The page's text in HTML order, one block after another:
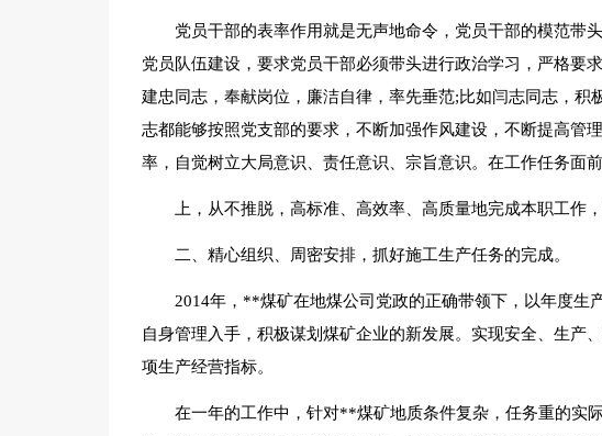
党员干部的表率作用就是无声地命令，党员干部的模范带
党员队伍建设，要求党员干部必须带头进行政治学习，严格要
建忠同志，奉献岗位，廉洁自律，率先垂范;比如闫志同志，积
志都能够按照党支部的要求，不断加强作风建设，不断提高管
率，自觉树立大局意识、责任意识、宗旨意识。在工作任务面
上，从不推脱，高标准、高效率、高质量地完成本职工作
二、精心组织、周密安排，抓好施工生产任务的完成。
2014年，**煤矿在地煤公司党政的正确带领下，以年度生
自身管理入手，积极谋划煤矿企业的新发展。实现安全、生产
项生产经营指标。
在一年的工作中，针对**煤矿地质条件复杂，任务重的实